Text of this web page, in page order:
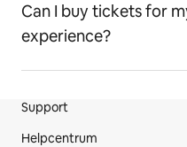
Can I buy tickets for
experience?
Voettekst van de
Support
Helpcentrum